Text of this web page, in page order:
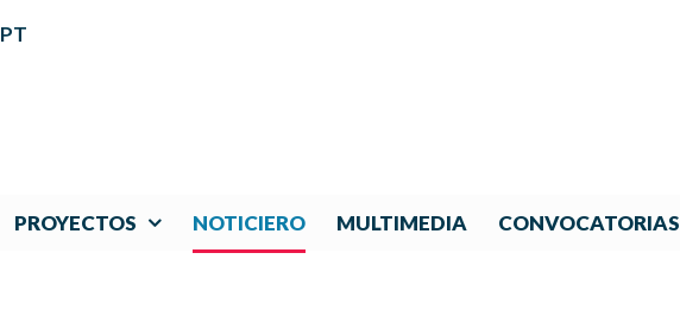
PT
PROYECTOS NOTICIERO MULTIMEDIA CONVOCATORIAS